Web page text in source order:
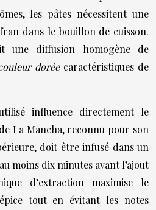
les pâtes nécessitent une
dans le bouillon de cuisson.
une diffusion homogène de
dorée caractéristiques de
influence directement le
La Mancha, reconnu pour son
doit être infusé dans un
moins dix minutes avant l’ajout
d’extraction maximise le
tout en évitant les notes